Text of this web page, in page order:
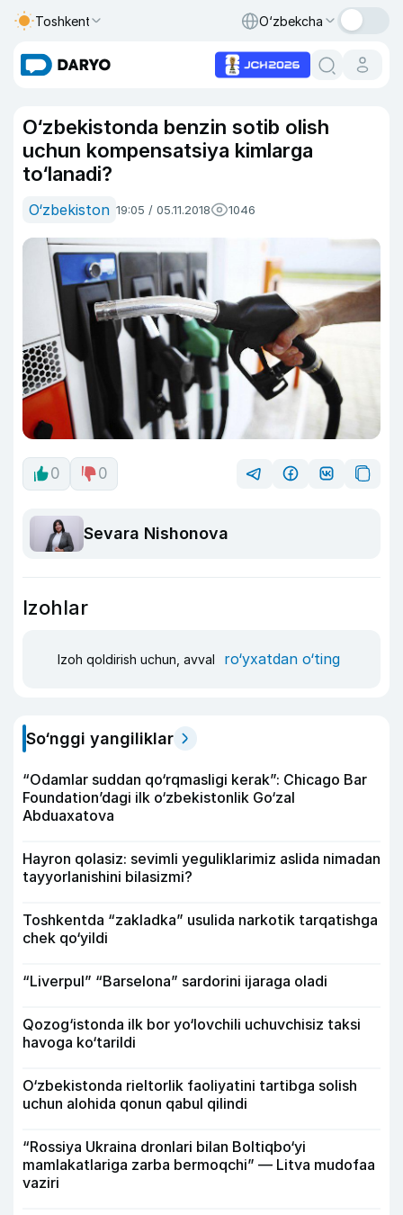
Toshkent O‘zbekcha
O‘zbekistonda benzin sotib olish
uchun kompensatsiya kimlarga
to‘lanadi?
O‘zbekiston 19:05 / 05.11.2018 1046
0 0
Sevara Nishonova
Izohlar
Izoh qoldirish uchun, avval ro‘yxatdan o‘ting
So‘nggi yangiliklar
“Odamlar suddan qo‘rqmasligi kerak”: Chicago Bar
Foundation’dagi ilk o‘zbekistonlik Go‘zal
Abduaxatova
Hayron qolasiz: sevimli yeguliklarimiz aslida nimadan
tayyorlanishini bilasizmi?
Toshkentda “zakladka” usulida narkotik tarqatishga
chek qo‘yildi
“Liverpul” “Barselona” sardorini ijaraga oladi
Qozog‘istonda ilk bor yo‘lovchili uchuvchisiz taksi
havoga ko‘tarildi
O‘zbekistonda rieltorlik faoliyatini tartibga solish
uchun alohida qonun qabul qilindi
“Rossiya Ukraina dronlari bilan Boltiqbo‘yi
mamlakatlariga zarba bermoqchi” — Litva mudofaa
vaziri